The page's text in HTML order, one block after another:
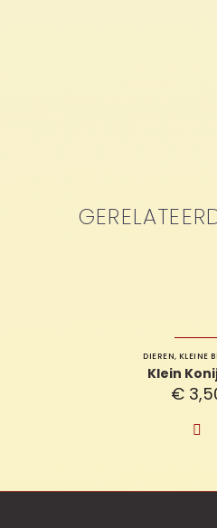
DIEREN, KLEINE
Klein
€
